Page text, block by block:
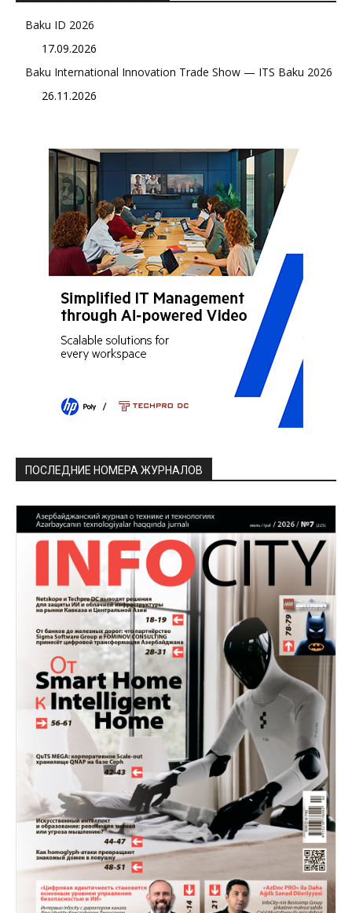
Baku ID 2026
17.09.2026
Baku International Innovation Trade Show — ITS Baku 2026
26.11.2026
ПОСЛЕДНИЕ НОМЕРА ЖУРНАЛОВ